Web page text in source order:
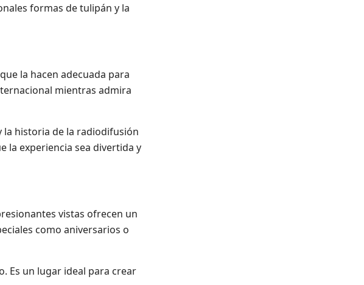
formas de tulipán y la
la hacen adecuada para
mientras admira
la historia de la radiodifusión
la experiencia sea divertida y
vistas ofrecen un
como aniversarios o
Es un lugar ideal para crear